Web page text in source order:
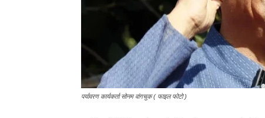
पर्यावरण कार्यकर्ता सोनम वांगचुक ( फाइल फोटो )